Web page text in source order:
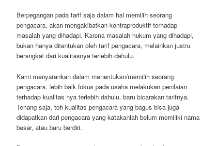
Berpegangan pada tarif saja dalam hal memilih seorang
pengacara, akan mengakibatkan kontraproduktif terhadap
masalah yang dihadapi. Karena masalah hukum yang dihadapi,
bukan hanya ditentukan oleh tarif pengacara, melainkan justru
berangkat dari kualitasnya terlebih dahulu.
Kami menyarankan dalam menentukan/memilih seorang
pengacara, lebih baik fokus pada usaha melakukan penilaian
terhadap kualitas nya terlebih dahulu, baru bicarakan tarifnya.
Tenang saja, toh kualitas pengacara yang bagus bisa juga
didapatkan dari pengacara yang katakanlah belum memiliki nama
besar, atau baru berdiri.